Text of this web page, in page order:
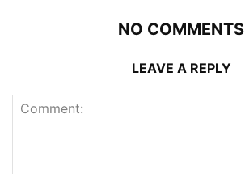
NO COMMENTS
LEAVE A REPLY